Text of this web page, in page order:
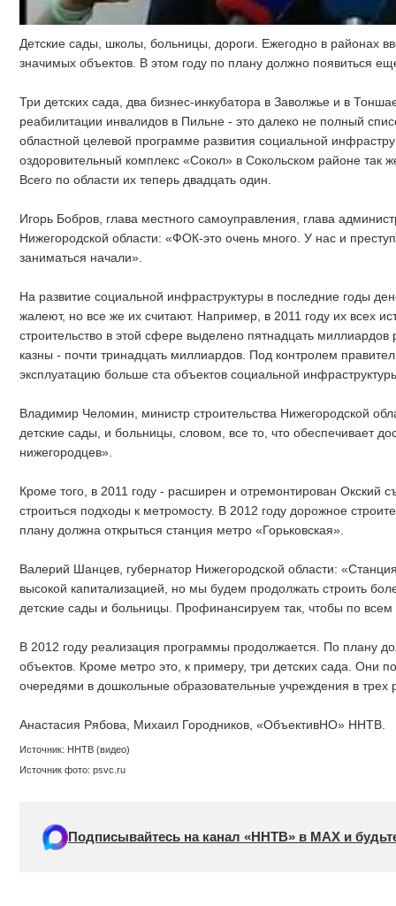
Детские сады, школы, больницы, дороги. Ежегодно в районах
значимых объектов. В этом году по плану должно появиться
Три детских сада, два бизнес-инкубатора в Заволжье и в
реабилитации инвалидов в Пильне - это далеко не полный
областной целевой программе развития социальной
оздоровительный комплекс «Сокол» в Сокольском районе так
Всего по области их теперь двадцать один.
Игорь Бобров, глава местного самоуправления, глава
Нижегородской области: «ФОК-это очень много. У нас и
заниматься начали».
На развитие социальной инфраструктуры в последние годы
жалеют, но все же их считают. Например, в 2011 году их всех
строительство в этой сфере выделено пятнадцать миллиардов
казны - почти тринадцать миллиардов. Под контролем
эксплуатацию больше ста объектов социальной
Владимир Челомин, министр строительства Нижегородской
детские сады, и больницы, словом, все то, что обеспечивает
нижегородцев».
Кроме того, в 2011 году - расширен и отремонтирован Окский
строиться подходы к метромосту. В 2012 году дорожное
плану должна открыться станция метро «Горьковская».
Валерий Шанцев, губернатор Нижегородской области:
высокой капитализацией, но мы будем продолжать строить
детские сады и больницы. Профинансируем так, чтобы по
В 2012 году реализация программы продолжается. По плану
объектов. Кроме метро это, к примеру, три детских сада. Они
очередями в дошкольные образовательные учреждения в трех
Анастасия Рябова, Михаил Городников, «ОбъективНО» ННТВ.
Источник: ННТВ (видео)
Источник фото: psvc.ru
Подписывайтесь на канал «ННТВ» в МАХ и